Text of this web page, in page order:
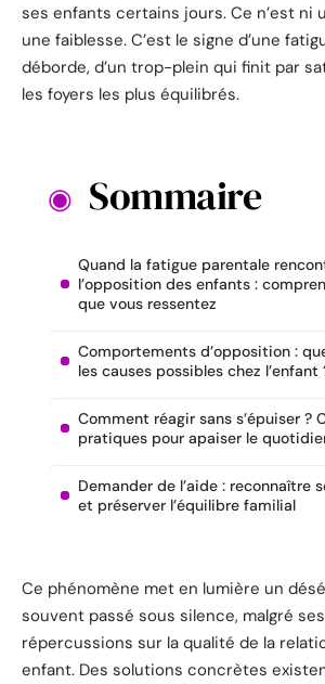
ses enfants certains jours. Ce n’est ni
une faiblesse. C’est le signe d’une
déborde, d’un trop-plein qui finit par
les foyers les plus équilibrés.
Sommaire
Quand la fatigue parentale
l’opposition des enfants :
que vous ressentez
Comportements d’opposition :
les causes possibles chez l’enfant
Comment réagir sans s’épuiser ?
pratiques pour apaiser le
Demander de l’aide : reconnaître
et préserver l’équilibre familial
Ce phénomène met en lumière un
souvent passé sous silence, malgré ses
répercussions sur la qualité de la
enfant. Des solutions concrètes